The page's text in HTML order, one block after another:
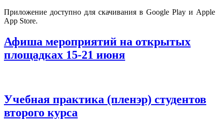
Приложение доступно для скачивания в Google Play и Apple
Арр Store.
Афиша мероприятий на открытых
площадках 15-21 июня
Учебная практика (пленэр) студентов
второго курса